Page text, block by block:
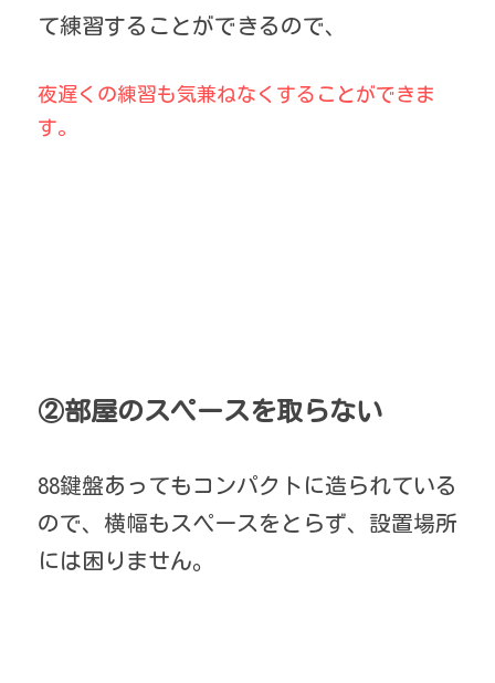
て練習することができるので、
夜遅くの練習も気兼ねなくすることができま
す。
②部屋のスペースを取らない
88鍵盤あってもコンパクトに造られている
ので、横幅もスペースをとらず、設置場所
には困りません。